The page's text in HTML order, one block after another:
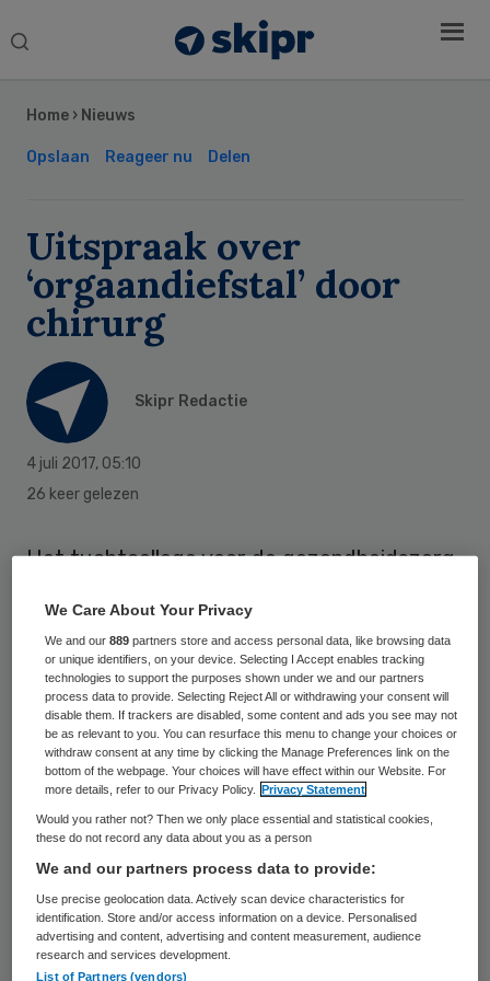
Search
Home › Nieuws
Opslaan Reageer nu Delen
Uitspraak over
‘orgaandiefstal’ door
chirurg
Skipr Redactie
4 juli 2017, 05:10
26 keer gelezen
Het tuchtcollege voor de gezondheidszorg
tegen een chirurg die door nabestaanden
van orgaandiefstal wordt beticht. De
ouders van een achttienjarig meisje dat
door een verkeersongeluk was omgekomen,
gaven de arts in 2011 toestemming om haar
nieren beschikbaar te stellen voor donatie.
Later kwamen ze erachter dat ook delen
in.
De chirurg legde uit dat zijn werkwijze
Sidebar
We Care About Your Privacy
We and our889 partners store and access personal data, like browsing data
or unique identifiers, on your device. Selecting I Accept enables tracking
technologies to support the purposes shown under we and our partners
process data to provide. Selecting Reject All or withdrawing your consent will
disable them. If trackers are disabled, some content and ads you see may not
be as relevant to you. You can resurface this menu to change your choices or
withdraw consent at any time by clicking the Manage Preferences link on the
bottom of the webpage. Your choices will have effect within our Website. For
more details, refer to our Privacy Policy.
Privacy Statement
Would you rather not? Then we only place essential and statistical cookies,
these do not record any data about you as a person
We and our partners process data to provide:
Use precise geolocation data. Actively scan device characteristics for
identification. Store and/or access information on a device. Personalised
advertising and content, advertising and content measurement, audience
research and services development.
List of Partners (vendors)